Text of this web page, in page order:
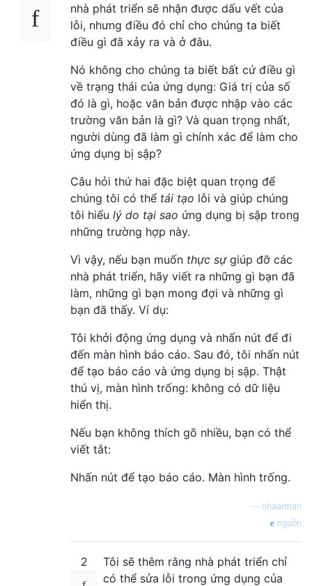
nhà phát triển sẽ nhận được dấu vết của
lỗi, nhưng điều đó chỉ cho chúng ta biết
điều gì đã xảy ra và ở đâu.
Nó không cho chúng ta biết bất cứ điều gì
về trạng thái của ứng dụng: Giá trị của số
đó là gì, hoặc văn bản được nhập vào các
trường văn bản là gì? Và quan trọng nhất,
người dùng đã làm gì chính xác để làm cho
ứng dụng bị sập?
Câu hỏi thứ hai đặc biệt quan trọng để
chúng tôi có thể tái tạo lỗi và giúp chúng
tôi hiểu lý do tại sao ứng dụng bị sập trong
những trường hợp này.
Vì vậy, nếu bạn muốn thực sựgiúp đỡ các
nhà phát triển, hãy viết ra những gì bạn đã
làm, những gì bạn mong đợi và những gì
bạn đã thấy. Ví dụ:
Tôi khởi động ứng dụng và nhấn nút để đi
đến màn hình báo cáo. Sau đó, tôi nhấn nút
để tạo báo cáo và ứng dụng bị sập. Thật
thú vị, màn hình trống: không có dữ liệu
hiển thị.
Nếu bạn không thích gõ nhiều, bạn có thể
viết tắt:
Nhấn nút để tạo báo cáo. Màn hình trống.
nhaarman
nguồn
2
Tôi sẽ thêm rằng nhà phát triển chỉ
có thể sửa lỗi trong ứng dụng của